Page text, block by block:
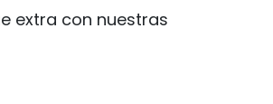
extra con nuestras